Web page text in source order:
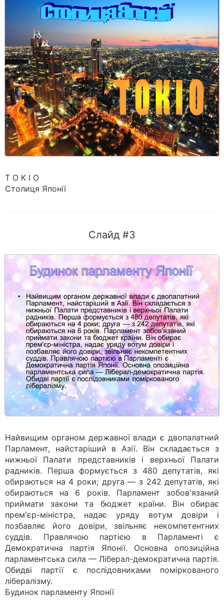
Т О К І О
Столиця Японії
Слайд #3
Найвищим органом державної влади є двопалатний
Парламент, найстаріший в Азії. Він складається з
нижньої Палати представників і верхньої Палати
радників. Перша формується з 480 депутатів, які
обираються на 4 роки; друга — з 242 депутатів, які
обираються на 6 років. Парламент зобов'язаний
приймати закони та бюджет країни. Він обирає
прем'єр-міністра, надає уряду вотум довіри і
позбавляє його довіри, звільняє некомпетентних
суддів. Правлячою партією в Парламенті є
Демократична партія Японії. Основна опозиційна
парламентська сила — Ліберал-демократична партія.
Обидві партії є послідовниками поміркованого
лібералізму.
Будинок парламенту Японії